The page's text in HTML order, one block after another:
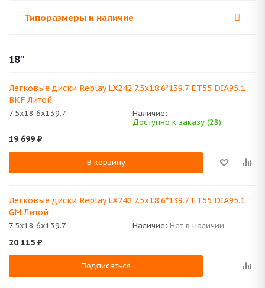
Типоразмеры и наличие
18''
Легковые диски Replay LX242 7.5x18 6*139.7 ET55 DIA95.1
BKF Литой
7.5x18 6x139.7
Наличие:
Доступно к заказу (28)
19 699 ₽
В корзину
Легковые диски Replay LX242 7.5x18 6*139.7 ET55 DIA95.1
GM Литой
7.5x18 6x139.7 Наличие: Нет в наличии
20 115 ₽
Подписаться